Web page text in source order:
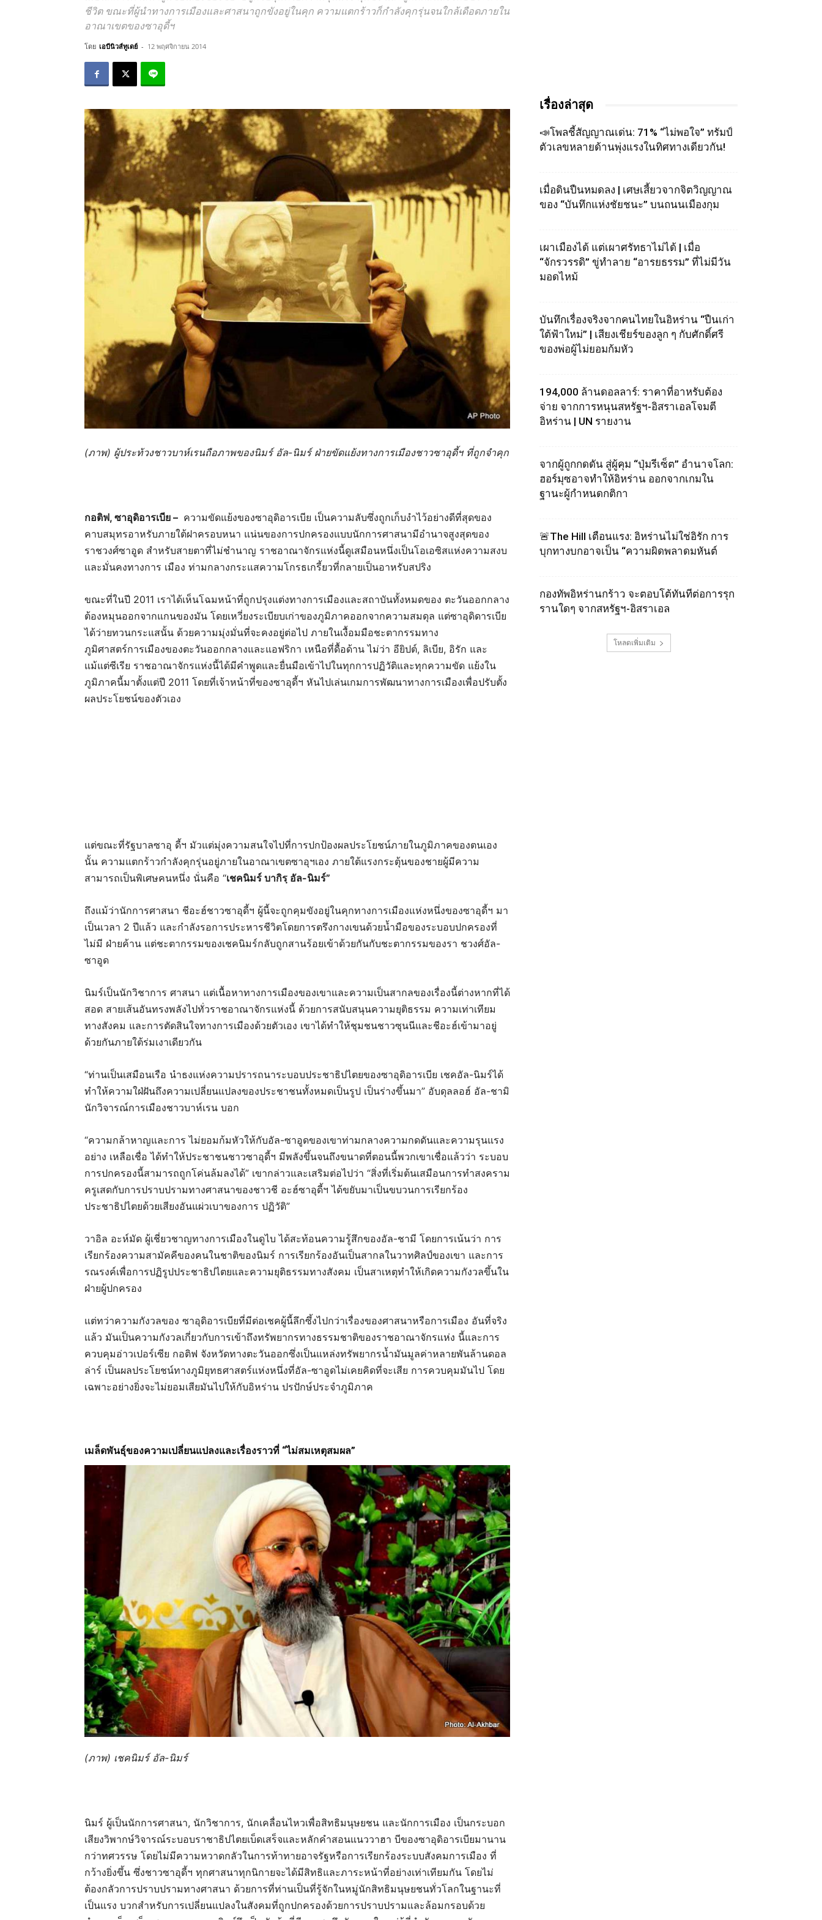
ชีวิต ขณะที่ผู้นำทางการเมืองและศาสนาถูกขังอยู่ในคุก ความแตกร้าวก็กำลังคุกรุ่นจนใกล้เดือดภายใน
อาณาเขตของซาอุดี้ฯ
โดย เอบีนิวส์ทูเดย์ - 12 พฤศจิกายน 2014
(ภาพ) ผู้ประท้วงชาวบาห์เรนถือภาพของนิมร์ อัล-นิมร์ ฝ่ายขัดแย้งทางการเมืองชาวซาอุดี้ฯ ที่ถูกจำคุก
กอติฟ, ซาอุดิอารเบีย – ความขัดแย้งของซาอุดิอารเบีย เป็นความลับซึ่งถูกเก็บงำไว้อย่างดีที่สุดของ
คาบสมุทรอาหรับภายใต้ฝาครอบหนา แน่นของการปกครองแบบนักการศาสนามีอำนาจสูงสุดของ
ราชวงศ์ซาอูด สำหรับสายตาที่ไม่ชำนาญ ราชอาณาจักรแห่งนี้ดูเสมือนหนึ่งเป็นโอเอซิสแห่งความสงบ
และมั่นคงทางการ เมือง ท่ามกลางกระแสความโกรธเกรี้ยวที่กลายเป็นอาหรับสปริง
ขณะที่ในปี 2011 เราได้เห็นโฉมหน้าที่ถูกปรุงแต่งทางการเมืองและสถาบันทั้งหมดของ ตะวันออกกลาง
ต้องหมุนออกจากแกนของมัน โดยเหวี่ยงระเบียบเก่าของภูมิภาคออกจากความสมดุล แต่ซาอุดิดารเบีย
ได้ว่ายทวนกระแสนั้น ด้วยความมุ่งมั่นที่จะคงอยู่ต่อไป ภายในเงื้อมมือชะตากรรมทาง
ภูมิศาสตร์การเมืองของตะวันออกกลางและแอฟริกา เหนือที่ดื้อด้าน ไม่ว่า อียิปต์, ลิเบีย, อิรัก และ
แม้แต่ซีเรีย ราชอาณาจักรแห่งนี้ได้มีคำพูดและยื่นมือเข้าไปในทุกการปฏิวัติและทุกความขัด แย้งใน
ภูมิภาคนี้มาตั้งแต่ปี 2011 โดยที่เจ้าหน้าที่ของซาอุดี้ฯ หันไปเล่นเกมการพัฒนาทางการเมืองเพื่อปรับตั้ง
ผลประโยชน์ของตัวเอง
แต่ขณะที่รัฐบาลซาอุ ดี้ฯ มัวแต่มุ่งความสนใจไปที่การปกป้องผลประโยชน์ภายในภูมิภาคของตนเอง
นั้น ความแตกร้าวกำลังคุกรุ่นอยู่ภายในอาณาเขตซาอุฯเอง ภายใต้แรงกระตุ้นของชายผู้มีความ
สามารถเป็นพิเศษคนหนึ่ง นั่นคือ “เชคนิมร์ บากิรฺ อัล-นิมร์”
ถึงแม้ว่านักการศาสนา ชีอะฮ์ชาวซาอุดี้ฯ ผู้นี้จะถูกคุมขังอยู่ในคุกทางการเมืองแห่งหนึ่งของซาอุดี้ฯ มา
เป็นเวลา 2 ปีแล้ว และกำลังรอการประหารชีวิตโดยการตรึงกางเขนด้วยน้ำมือของระบอบปกครองที่
ไม่มี ฝ่ายค้าน แต่ชะตากรรมของเชคนิมร์กลับถูกสานร้อยเข้าด้วยกันกับชะตากรรมของรา ชวงศ์อัล-
ซาอูด
นิมร์เป็นนักวิชาการ ศาสนา แต่เนื้อหาทางการเมืองของเขาและความเป็นสากลของเรื่องนี้ต่างหากที่ได้
สอด สายเส้นอันทรงพลังไปทั่วราชอาณาจักรแห่งนี้ ด้วยการสนับสนุนความยุติธรรม ความเท่าเทียม
ทางสังคม และการตัดสินใจทางการเมืองด้วยตัวเอง เขาได้ทำให้ชุมชนชาวซุนนีและชีอะฮ์เข้ามาอยู่
ด้วยกันภายใต้ร่มเงาเดียวกัน
“ท่านเป็นเสมือนเรือ นำธงแห่งความปรารถนาระบอบประชาธิปไตยของซาอุดิอารเบีย เชคอัล-นิมร์ได้
ทำให้ความใฝ่ฝันถึงความเปลี่ยนแปลงของประชาชนทั้งหมดเป็นรูป เป็นร่างขึ้นมา” อับดุลลอฮ์ อัล-ชามิ
นักวิจารณ์การเมืองชาวบาห์เรน บอก
“ความกล้าหาญและการ ไม่ยอมก้มหัวให้กับอัล-ซาอูดของเขาท่ามกลางความกดดันและความรุนแรง
อย่าง เหลือเชื่อ ได้ทำให้ประชาชนชาวซาอุดี้ฯ มีพลังขึ้นจนถึงขนาดที่ตอนนี้พวกเขาเชื่อแล้วว่า ระบอบ
การปกครองนี้สามารถถูกโค่นล้มลงได้” เขากล่าวและเสริมต่อไปว่า “สิ่งที่เริ่มต้นเสมือนการทำสงคราม
ครูเสดกับการปราบปรามทางศาสนาของชาวชี อะฮ์ซาอุดี้ฯ ได้ขยับมาเป็นขบวนการเรียกร้อง
ประชาธิปไตยด้วยเสียงอันแผ่วเบาของการ ปฏิวัติ”
วาอิล อะห์มัด ผู้เชี่ยวชาญทางการเมืองในดูไบ ได้สะท้อนความรู้สึกของอัล-ชามี โดยการเน้นว่า การ
เรียกร้องความสามัคคีของคนในชาติของนิมร์ การเรียกร้องอันเป็นสากลในวาทศิลป์ของเขา และการ
รณรงค์เพื่อการปฏิรูปประชาธิปไตยและความยุติธรรมทางสังคม เป็นสาเหตุทำให้เกิดความกังวลขึ้นใน
ฝ่ายผู้ปกครอง
แต่ทว่าความกังวลของ ซาอุดิอารเบียที่มีต่อเชคผู้นี้ลึกซึ้งไปกว่าเรื่องของศาสนาหรือการเมือง อันที่จริง
แล้ว มันเป็นความกังวลเกี่ยวกับการเข้าถึงทรัพยากรทางธรรมชาติของราชอาณาจักรแห่ง นี้และการ
ควบคุมอ่าวเปอร์เซีย กอติฟ จังหวัดทางตะวันออกซึ่งเป็นแหล่งทรัพยากรน้ำมันมูลค่าหลายพันล้านดอล
ล่าร์ เป็นผลประโยชน์ทางภูมิยุทธศาสตร์แห่งหนึ่งที่อัล-ซาอูดไม่เคยคิดที่จะเสีย การควบคุมมันไป โดย
เฉพาะอย่างยิ่งจะไม่ยอมเสียมันไปให้กับอิหร่าน ปรปักษ์ประจำภูมิภาค
เมล็ดพันธุ์ของความเปลี่ยนแปลงและเรื่องราวที่ “ไม่สมเหตุสมผล”
(ภาพ) เชคนิมร์ อัล-นิมร์
นิมร์ ผู้เป็นนักการศาสนา, นักวิชาการ, นักเคลื่อนไหวเพื่อสิทธิมนุษยชน และนักการเมือง เป็นกระบอก
เสียงวิพากษ์วิจารณ์ระบอบราชาธิปไตยเบ็ดเสร็จและหลักคำสอนแนววาฮา บีของซาอุดิอารเบียมานาน
กว่าทศวรรษ โดยไม่มีความหวาดกลัวในการท้าทายอาจรัฐหรือการเรียกร้องระบบสังคมการเมือง ที่
กว้างยิ่งขึ้น ซึ่งชาวซาอุดี้ฯ ทุกศาสนาทุกนิกายจะได้มีสิทธิและภาระหน้าที่อย่างเท่าเทียมกัน โดยไม่
ต้องกลัวการปราบปรามทางศาสนา ด้วยการที่ท่านเป็นที่รู้จักในหมู่นักสิทธิมนุษยชนทั่วโลกในฐานะที่
เป็นแรง บวกสำหรับการเปลี่ยนแปลงในสังคมที่ถูกปกครองด้วยการปราบปรามและล้อมกรอบด้วย
เรื่องล่าสุด
📣โพลชี้สัญญาณเด่น: 71% “ไม่พอใจ” ทรัมป์
ตัวเลขหลายด้านพุ่งแรงในทิศทางเดียวกัน!
เมื่อดินปืนหมดลง | เศษเสี้ยวจากจิตวิญญาณ
ของ “บันทึกแห่งชัยชนะ” บนถนนเมืองกุม
เผาเมืองได้ แต่เผาศรัทธาไม่ได้ | เมื่อ
“จักรวรรดิ” ขู่ทำลาย “อารยธรรม” ที่ไม่มีวัน
มอดไหม้
บันทึกเรื่องจริงจากคนไทยในอิหร่าน “ปืนเก่า
ใต้ฟ้าใหม่” | เสียงเชียร์ของลูก ๆ กับศักดิ์ศรี
ของพ่อผู้ไม่ยอมก้มหัว
194,000 ล้านดอลลาร์: ราคาที่อาหรับต้อง
จ่าย จากการหนุนสหรัฐฯ‑อิสราเอลโจมตี
อิหร่าน | UN รายงาน
จากผู้ถูกกดดัน สู่ผู้คุม “ปุ่มรีเซ็ต” อำนาจโลก:
ฮอร์มุซอาจทำให้อิหร่าน ออกจากเกมใน
ฐานะผู้กำหนดกติกา
🚨The Hill เตือนแรง: อิหร่านไม่ใช่อิรัก การ
บุกทางบกอาจเป็น “ความผิดพลาดมหันต์
กองทัพอิหร่านกร้าว จะตอบโต้ทันทีต่อการรุก
รานใดๆ จากสหรัฐฯ-อิสราเอล
โหลดเพิ่มเติม